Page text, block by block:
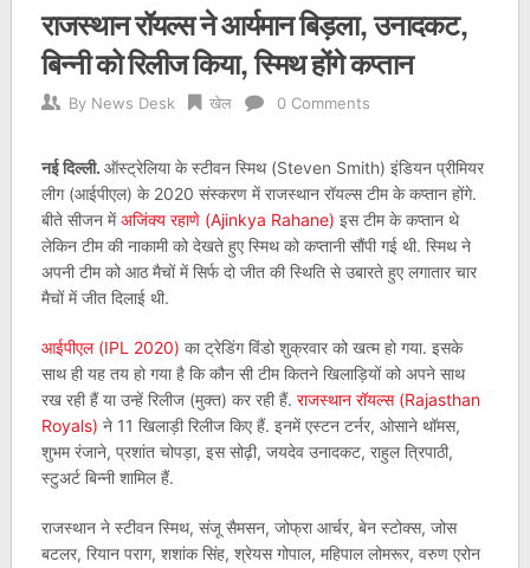
राजस्थान रॉयल्स ने आर्यमान बिड़ला, उनादकट,
बिन्नी को रिलीज किया, स्मिथ होंगे कप्तान
By News Desk खेल 0 Comments
नई दिल्ली. ऑस्ट्रेलिया के स्टीवन स्मिथ (Steven Smith) इंडियन प्रीमियर
लीग (आईपीएल) के 2020 संस्करण में राजस्थान रॉयल्स टीम के कप्तान होंगे.
बीते सीजन मेंअजिंक्य रहाणे (Ajinkya Rahane) इस टीम के कप्तान थे
लेकिन टीम की नाकामी को देखते हुए स्मिथ को कप्तानी सौंपी गई थी. स्मिथ ने
अपनी टीम को आठ मैचों में सिर्फ दो जीत की स्थिति से उबारते हुए लगातार चार
मैचों में जीत दिलाई थी.
आईपीएल (IPL 2020) का ट्रेडिंग विंडो शुक्रवार को खत्म हो गया. इसके
साथ ही यह तय हो गया है कि कौन सी टीम कितने खिलाड़ियों को अपने साथ
रख रही हैं या उन्हें रिलीज (मुक्त) कर रही हैं. राजस्थान रॉयल्स (Rajasthan
Royals) ने 11 खिलाड़ी रिलीज किए हैं. इनमें एस्टन टर्नर, ओसाने थॉमस,
शुभम रंजाने, प्रशांत चोपड़ा, इस सोढ़ी, जयदेव उनादकट, राहुल त्रिपाठी,
स्टुअर्ट बिन्नी शामिल हैं.
राजस्थान ने स्टीवन स्मिथ, संजू सैमसन, जोफ्रा आर्चर, बेन स्टोक्स, जोस
बटलर, रियान पराग, शशांक सिंह, श्रेयस गोपाल, महिपाल लोमरूर, वरुण एरोन